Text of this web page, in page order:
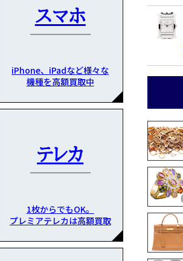
スマホ
iPhone、iPadなど様々な
機種を高額買取中
テレカ
1枚からでもOK。
プレミアテレカは高額買取